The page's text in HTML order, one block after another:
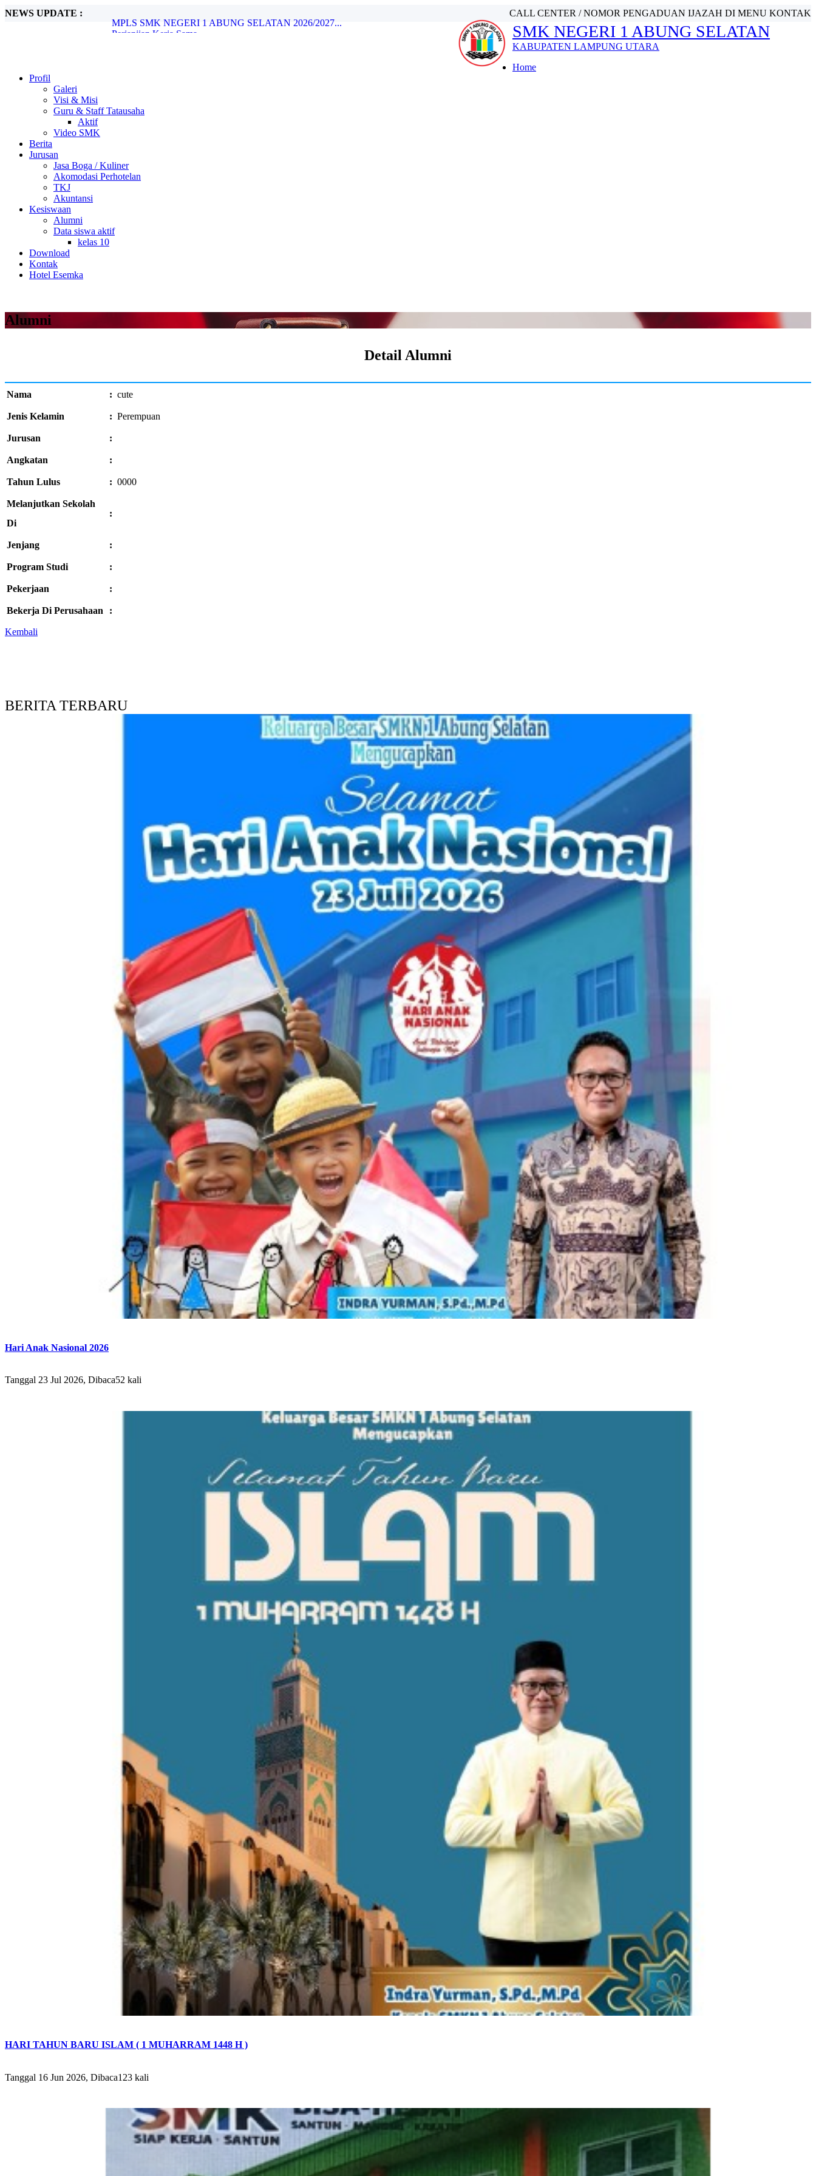
NEWS UPDATE :
Perjanjian Kerja Sama...
PENYERAHAN PKL SMKN 1 ABUNG SELATAN TA 2026/2027...
Hari Anak Nasional 2026...
CALL CENTER / NOMOR PENGADUAN IJAZAH DI MENU KONTAK
SMK NEGERI 1 ABUNG SELATAN
KABUPATEN LAMPUNG UTARA
Home
Profil
Galeri
Visi & Misi
Guru & Staff Tatausaha
Aktif
Video SMK
Berita
Jurusan
Jasa Boga / Kuliner
Akomodasi Perhotelan
TKJ
Akuntansi
Kesiswaan
Alumni
Data siswa aktif
kelas 10
Download
Kontak
Hotel Esemka
Alumni
Detail Alumni
Nama : cute
Jenis Kelamin : Perempuan
Jurusan :
Angkatan :
Tahun Lulus : 0000
Melanjutkan Sekolah
Di
:
Jenjang :
Program Studi :
Pekerjaan :
Bekerja Di Perusahaan :
Kembali
BERITA TERBARU
Hari Anak Nasional 2026
Tanggal 23 Jul 2026, Dibaca52 kali
HARI TAHUN BARU ISLAM ( 1 MUHARRAM 1448 H )
Tanggal 16 Jun 2026, Dibaca123 kali